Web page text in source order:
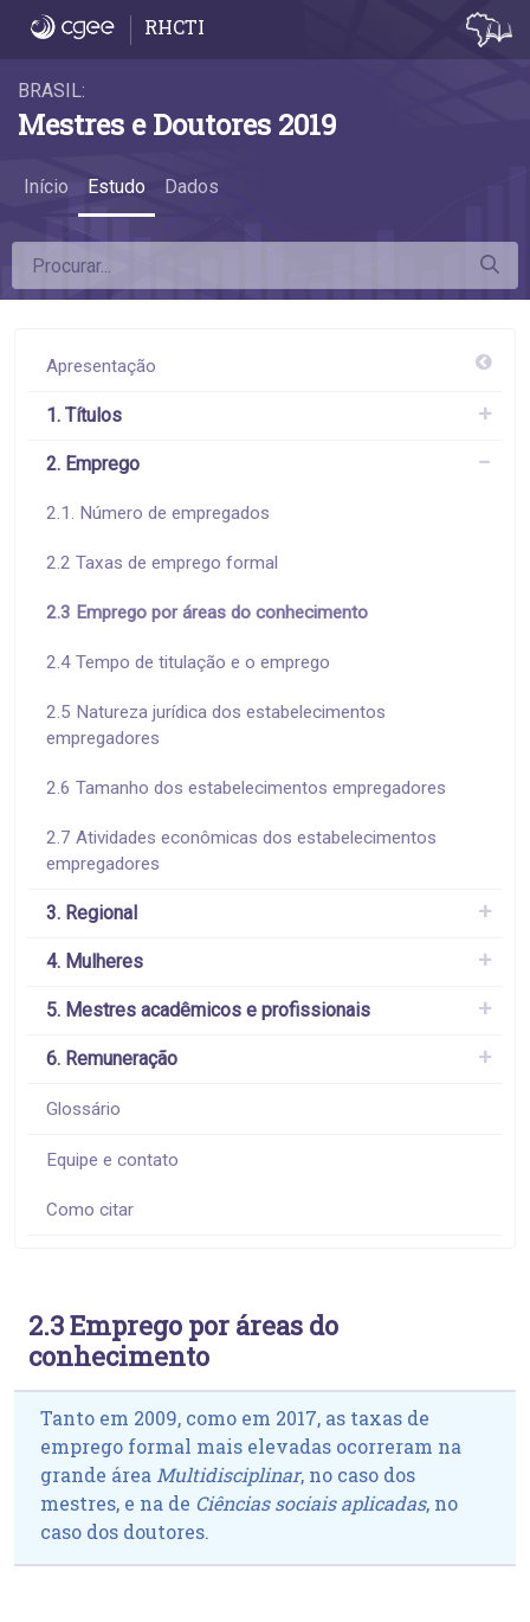
2.3 Emprego por áreas do conhecimento
RHCTI
BRASIL:
Mestres e Doutores 2019
Início Estudo Dados
Apresentação
1. Títulos
2. Emprego
2.1. Número de empregados
2.2 Taxas de emprego formal
2.3 Emprego por áreas do conhecimento
2.4 Tempo de titulação e o emprego
2.5 Natureza jurídica dos estabelecimentos
empregadores
2.6 Tamanho dos estabelecimentos empregadores
2.7 Atividades econômicas dos estabelecimentos
empregadores
3. Regional
4. Mulheres
5. Mestres acadêmicos e profissionais
6. Remuneração
Glossário
Equipe e contato
Como citar
2.3 Emprego por áreas do
conhecimento
Tanto em 2009, como em 2017, as taxas de
emprego formal mais elevadas ocorreram na
grande área Multidisciplinar, no caso dos
mestres, e na de Ciências sociais aplicadas, no
caso dos doutores.